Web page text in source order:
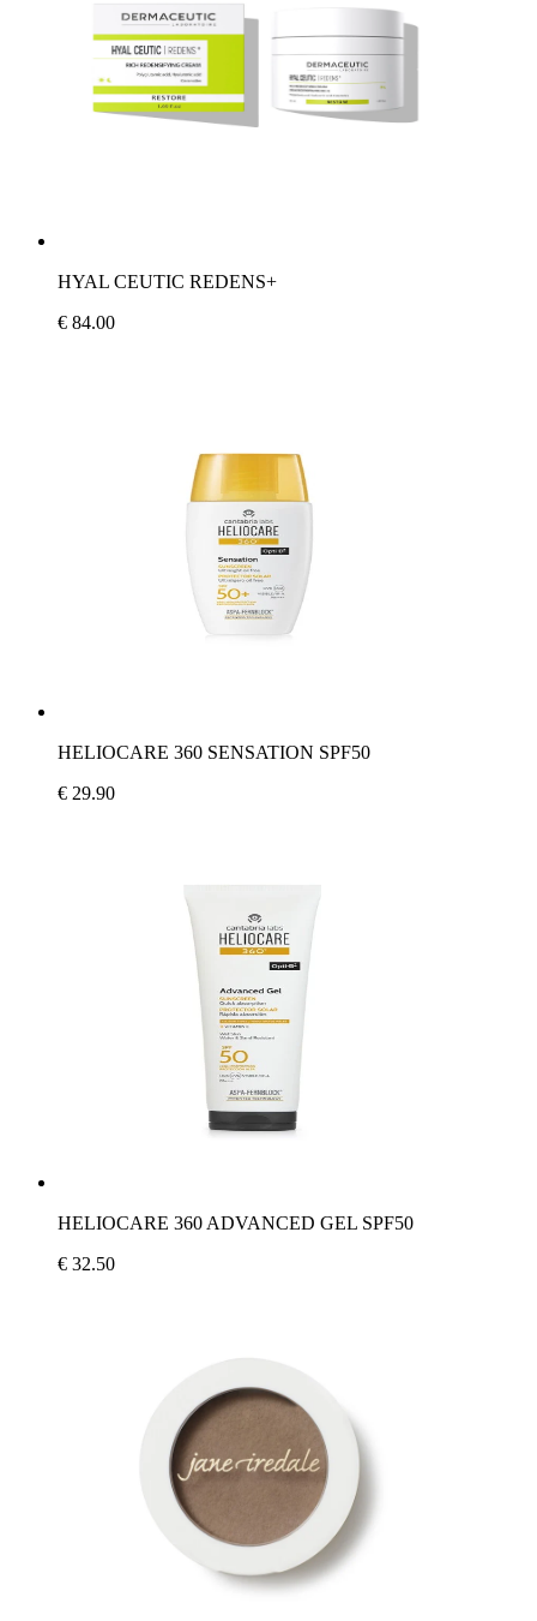
HYAL CEUTIC REDENS+
€ 84.00
HELIOCARE 360 SENSATION SPF50
€ 29.90
HELIOCARE 360 ADVANCED GEL SPF50
€ 32.50